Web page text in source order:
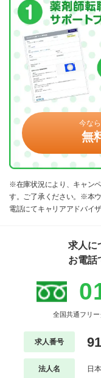
今な
無
※在庫状況により、キャン
す。ご了承ください。※本
電話にてキャリアアドバイ
求人に
お電話
全国共通フリ
求人番号
法人名 日